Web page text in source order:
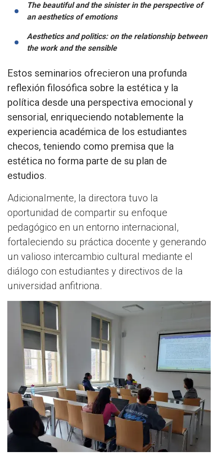
The beautiful and the sinister in the perspective of
an aesthetics of emotions
Aesthetics and politics: on the relationship between
the work and the sensible
Estos seminarios ofrecieron una profunda
reflexión filosófica sobre la estética y la
política desde una perspectiva emocional y
sensorial, enriqueciendo notablemente la
experiencia académica de los estudiantes
checos, teniendo como premisa que la
estética no forma parte de su plan de
estudios.
Adicionalmente, la directora tuvo la
oportunidad de compartir su enfoque
pedagógico en un entorno internacional,
fortaleciendo su práctica docente y generando
un valioso intercambio cultural mediante el
diálogo con estudiantes y directivos de la
universidad anfitriona.